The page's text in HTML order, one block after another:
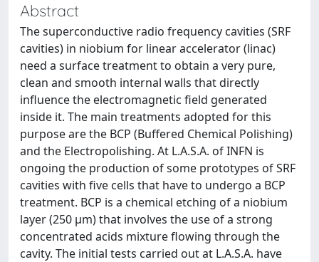
Abstract
The superconductive radio frequency cavities (SRF
cavities) in niobium for linear accelerator (linac)
need a surface treatment to obtain a very pure,
clean and smooth internal walls that directly
influence the electromagnetic field generated
inside it. The main treatments adopted for this
purpose are the BCP (Buffered Chemical Polishing)
and the Electropolishing. At L.A.S.A. of INFN is
ongoing the production of some prototypes of SRF
cavities with five cells that have to undergo a BCP
treatment. BCP is a chemical etching of a niobium
layer (250 μm) that involves the use of a strong
concentrated acids mixture flowing through the
cavity. The initial tests carried out at L.A.S.A. have